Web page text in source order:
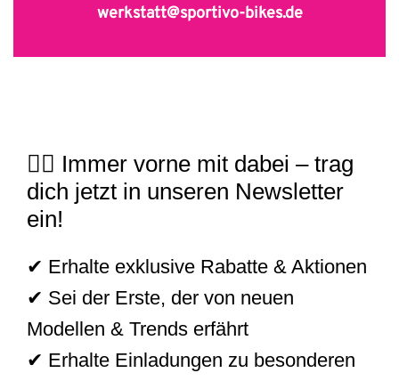
werkstatt@sportivo-bikes.de
🚴‍♀️ Immer vorne mit dabei – trag
dich jetzt in unseren Newsletter
ein!
✔ Erhalte exklusive Rabatte & Aktionen
✔ Sei der Erste, der von neuen
Modellen & Trends erfährt
✔ Erhalte Einladungen zu besonderen